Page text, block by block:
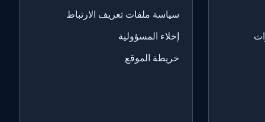
سياسة ملفات تعريف الارتباط
إخلاء المسؤولية
خريطة الموقع